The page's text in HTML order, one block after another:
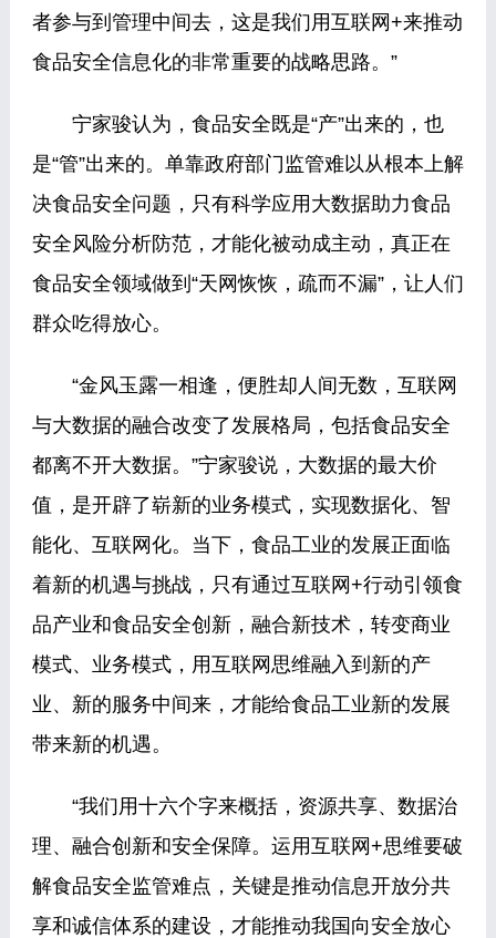
者参与到管理中间去，这是我们用互联网+来推动
食品安全信息化的非常重要的战略思路。”
宁家骏认为，食品安全既是“产”出来的，也
是“管”出来的。单靠政府部门监管难以从根本上解
决食品安全问题，只有科学应用大数据助力食品
安全风险分析防范，才能化被动成主动，真正在
食品安全领域做到“天网恢恢，疏而不漏”，让人们
群众吃得放心。
“金风玉露一相逢，便胜却人间无数，互联网
与大数据的融合改变了发展格局，包括食品安全
都离不开大数据。”宁家骏说，大数据的最大价
值，是开辟了崭新的业务模式，实现数据化、智
能化、互联网化。当下，食品工业的发展正面临
着新的机遇与挑战，只有通过互联网+行动引领食
品产业和食品安全创新，融合新技术，转变商业
模式、业务模式，用互联网思维融入到新的产
业、新的服务中间来，才能给食品工业新的发展
带来新的机遇。
“我们用十六个字来概括，资源共享、数据治
理、融合创新和安全保障。运用互联网+思维要破
解食品安全监管难点，关键是推动信息开放分共
享和诚信体系的建设，才能推动我国向安全放心